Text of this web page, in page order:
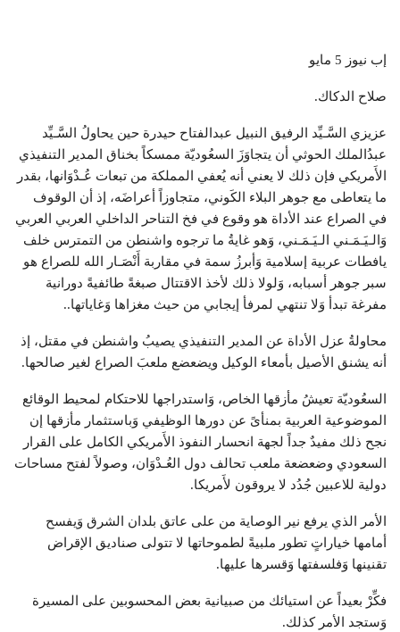
إب نيوز 5 مايو
صلاح الدكاك.
عزيزي السَّـيِّد الرفيق النبيل عبدالفتاح حيدرة حين يحاولُ السَّـيِّد
عبدُالملك الحوثي أن يتجاوَزَ السعُوديّة ممسكاً بخناق المدير التنفيذي
الأَمريكي فإن ذلك لا يعني أنه يُعفي المملكة من تبعات عُـدْوَانها، بقدر
ما يتعاطى مع جوهر البلاء الكَوني، متجاوزاً أعراضَه، إذ أن الوقوف
في الصراع عند الأداة هو وقوع في فخ التناحر الداخلي العربي العربي
وَالـيَـمَـني الـيَـمَـني، وَهو غايةُ ما ترجوه واشنطن من التمترس خلف
يافطات عربية إسلامية وَأبرزُ سمة في مقاربة أَنْصَـار الله للصراع هو
سبر جوهر أسبابه، وَلولا ذلك لأخذ الاقتتال صبغةً طائفيةً دورانية
مفرغة تبدأ وَلا تنتهي لمرفأ إيجابي من حيث مغزاها وَغاياتها..
محاولةُ عزل الأداة عن المدير التنفيذي يصيبُ واشنطن في مقتل، إذ
أنه يشنق الأصيل بأمعاء الوكيل ويضعضع ملعبَ الصراع لغير صالحها.
السعُوديّة تعيشُ مأزقها الخاص، وَاستدراجها للاحتكام لمحيط الوقائع
الموضوعية العربية بمنأىً عن دورها الوظيفي وَباستثمار مأزقها إن
نجح ذلك مفيدٌ جداً لجهة انحسار النفوذ الأَمريكي الكامل على القرار
السعودي وضعضعة ملعب تحالف دول العُـدْوَان، وصولاً لفتح مساحات
دولية للاعبين جُدُد لا يروقون لأَمريكا.
الأمر الذي يرفع نير الوصاية من على عاتق بلدان الشرق وَيفسح
أمامها خياراتٍ تطور ملبيةً لطموحاتها لا تتولى صناديق الإقراض
تقنينها وَفلسفتها وَقسرها عليها.
فكِّرْ بعيداً عن استيائك من صبيانية بعض المحسوبين على المسيرة
وَستجد الأمر كذلك.